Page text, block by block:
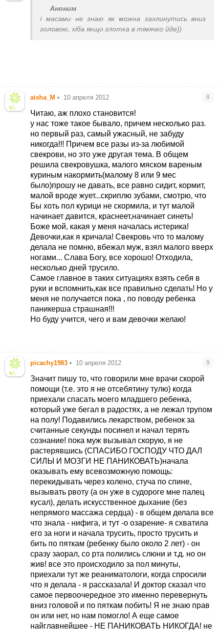
Аноним
і масами не знаю як можна захлинутись вниз
головою, хіба якщо глотка в тімячко йде))
aisha_M • 10 апреля 2012 8
Читаю, аж плохо становится!
у нас тоже такое бывало, причем несколько раз.
но первый раз, самый ужасный, не забуду
никогда!!! Причем все разы из-за любимой
свекрови, но это уже другая тема. В общем
решила свекровушка, малого мяском вареным
куриным накормить(малому 8 или 9 мес
было)прошу не давать, все равно сидит, кормит,
малой вроде жует...скриплю зубами, смотрю, что
Бы хоть пол курици не скормила, и тут малой
начинает давится, краснеет,начинает синеть!
Боже мой, какая у меня началась истерика!
Девочки,как я кричала! Свекровь что то малому
делала не помню, вбежал муж, взял малого вверх
ногами... Слава Богу, все хорошо! Отходила,
несколько дней трусило.
Самое главное в таких ситуациях взять себя в
руки и вспомнить,как все правильно сделать! Но у
меня не получается пока , по поводу ребенка
паникерша страшная!!!
Но буду учится, чего и вам девочки желаю!
picachy1983 • 10 апреля 2012 9
Значит пишу то, что говорили мне врачи скорой
помощи (т.е. это я не отсебятину тулю) когда
приехали спасать моего младшего ребенка,
который уже бегал в радостях, а не лежал трупом
на полу! Подавились лекарством, ребенок за
считанные секунды посинел и начал терять
сознание! пока муж вызывал скорую, я не
растерявшись (СПАСИБО ГОСПОДУ ЧТО ДАЛ
СИЛЫ И МОЗГИ НЕ ПАНИКОВАТЬ)начала
оказывать ему всевозможную помощь:
перекидывать через колено, стуча по спине,
вызывать рвоту (а он уже в судороге мне палец
кусал), делать искусственное дыхание (без
непрямого массажа сердца) - в общем делала все
что знала - нифига, и тут -о озарение- я схватила
его за ноги и начала трусить, просто трусить и
бить по пяткам (ребенку было около 2 лет) - он
сразу заорал, со рта полились слюни и т.д. но он
жив! все это происходило за пол минуты,
приехали тут же реаниматологи, когда спросили
что я делала - я рассказала! И доктор сказал что
самое первоочередное это именно перевернуть
вниз головой и по пяткам побить! Я не знаю прав
он или нет, но нам помогло! А еще самое
найглавнейшее - НЕ ПАНИКОВАТЬ НИКОГДА! не